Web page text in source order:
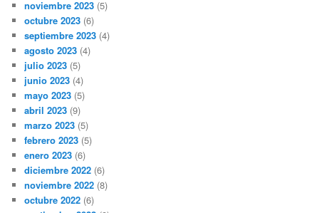
noviembre 2023 (5)
octubre 2023 (6)
septiembre 2023 (4)
agosto 2023 (4)
julio 2023 (5)
junio 2023 (4)
mayo 2023 (5)
abril 2023 (9)
marzo 2023 (5)
febrero 2023 (5)
enero 2023 (6)
diciembre 2022 (6)
noviembre 2022 (8)
octubre 2022 (6)